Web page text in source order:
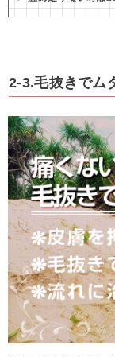
2-3.毛抜きでム